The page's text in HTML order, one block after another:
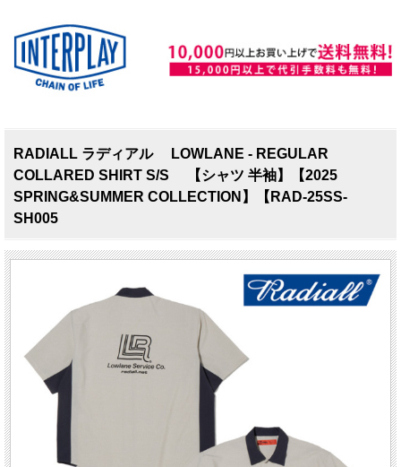
RADIALL ラディアル LOWLANE - REGULAR
COLLARED SHIRT S/S 【シャツ 半袖】【2025
SPRING&SUMMER COLLECTION】【RAD-25SS-
SH005